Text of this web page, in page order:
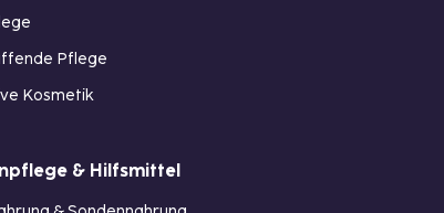
Pflege
Kosmetik
& Hilfsmittel